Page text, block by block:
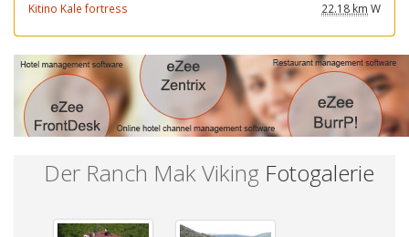
Kitino Kale fortress
22.18 km W
Der Ranch Mak Viking Fotogalerie